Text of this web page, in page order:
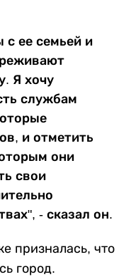
ее семьей и
Я хочу
службам
и отметить
они
свои
- сказал он.
призналась, что
город.